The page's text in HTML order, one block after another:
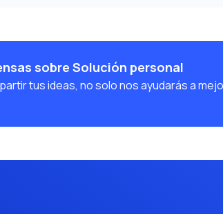
sobre Solución personal
tus ideas, no solo nos ayudarás a